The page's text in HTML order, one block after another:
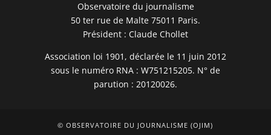
Observatoire du journalisme
50 ter rue de Malte 75011 Paris.
Président : Claude Chollet
Association loi 1901, déclarée le 11 juin 2012
sous le numéro RNA : W751215205. N° de
parution : 20120026.
© OBSERVATOIRE DU JOURNALISME (OJIM)